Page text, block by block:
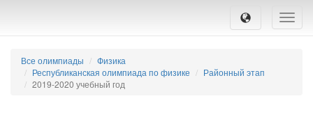
Toggle
Все олимпиады
Физика
Республиканская олимпиада по физике
Районный этап
2019-2020 учебный год